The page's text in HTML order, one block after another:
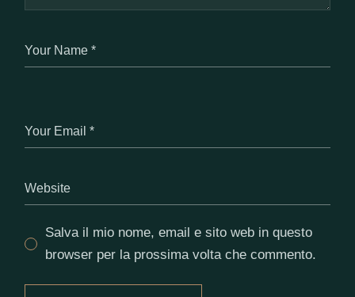
Salva il mio nome, email e sito web in questo
browser per la prossima volta che commento.